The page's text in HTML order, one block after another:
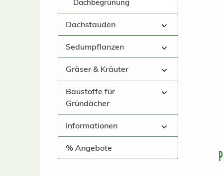
Dachbegrünung
Dachstauden
Sedumpflanzen
Gräser & Kräuter
Baustoffe für
Gründächer
Informationen
% Angebote